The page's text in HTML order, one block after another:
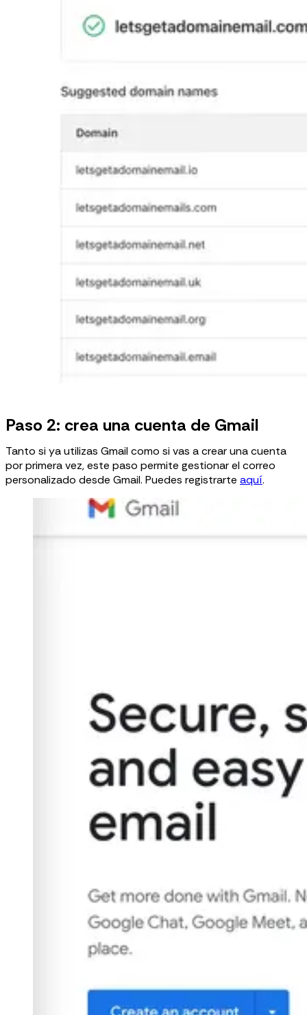
Paso 2: crea una cuenta de Gmail
Tanto si ya utilizas Gmail como si vas a crear una cuenta
por primera vez, este paso permite gestionar el correo
personalizado desde Gmail. Puedes registrarte aquí.